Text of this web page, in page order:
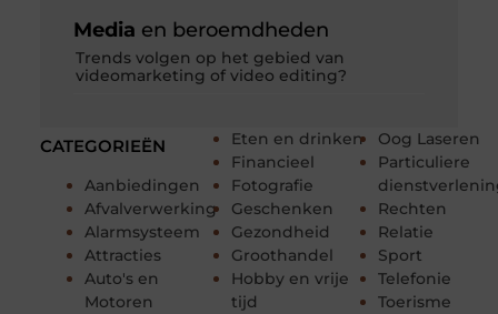
CATEGORIEËN
Aanbiedingen
Afvalverwerking
Alarmsysteem
Attracties
Auto's en
Motoren
Eten en drinken
Financieel
Fotografie
Geschenken
Gezondheid
Groothandel
Hobby en vrije
tijd
Oog Laseren
Particuliere
Rechten
Relatie
Sport
Telefonie
Toerisme
Media en beroemdheden
Trends volgen op het gebied van
videomarketing of video editing?